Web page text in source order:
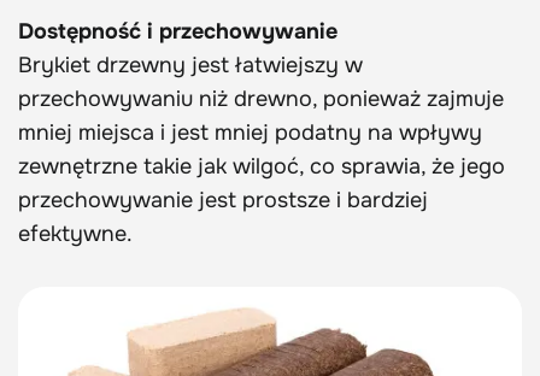
Dostępność i przechowywanie
Brykiet drzewny jest łatwiejszy w
przechowywaniu niż drewno, ponieważ zajmuje
mniej miejsca i jest mniej podatny na wpływy
zewnętrzne takie jak wilgoć, co sprawia, że jego
przechowywanie jest prostsze i bardziej
efektywne.